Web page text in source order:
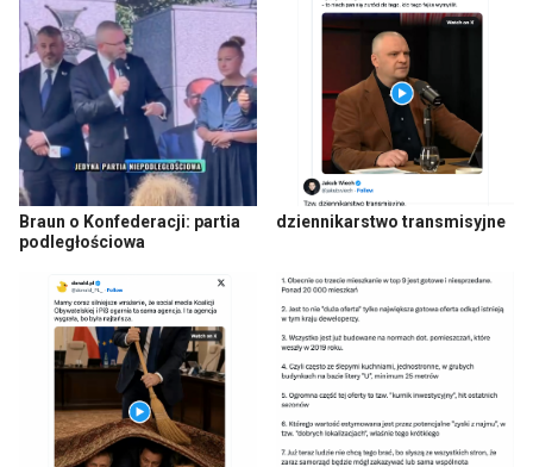
Braun o Konfederacji: partia
podległościowa
dziennikarstwo transmisyjne